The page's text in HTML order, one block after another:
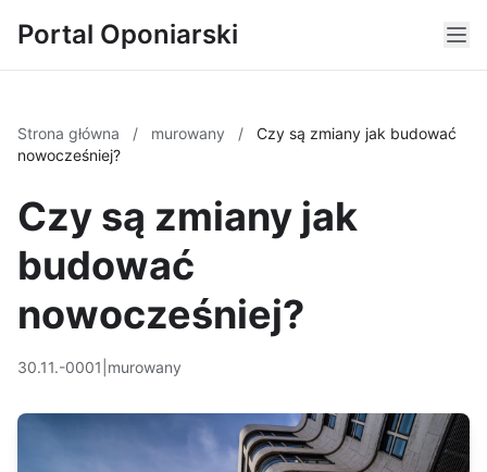
Portal Oponiarski
Strona główna / murowany /
Czy są zmiany jak budować
nowocześniej?
Czy są zmiany jak
budować
nowocześniej?
30.11.-0001 murowany